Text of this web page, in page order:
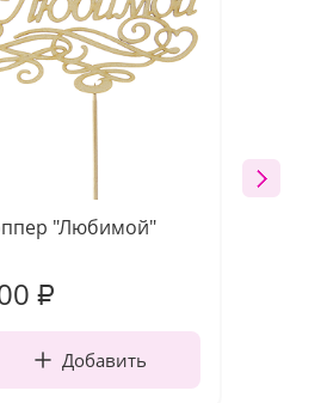
"Любимой"
₽
Добавить